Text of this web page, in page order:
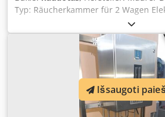
Typ: Räucherkammer für 2 Wagen
48 kW Regulierbare Umluft
Frischluft-, Abluft- und Rauchklappe
Schaumreinigung Ohne
der Maschine in cm: Breite: 158
Wagenmaße in cm: 100 x 100 x 200
Išsaugoti